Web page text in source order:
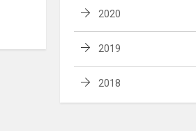
2020
2019
2018